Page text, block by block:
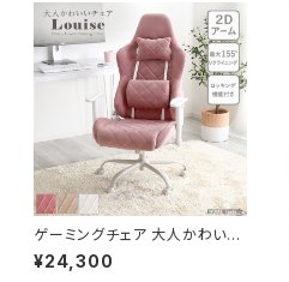
ゲーミングチェア 大人かわいい
チェア エレガントチェア ワーク
チェア オフィスチェア イス チェ
¥24,300